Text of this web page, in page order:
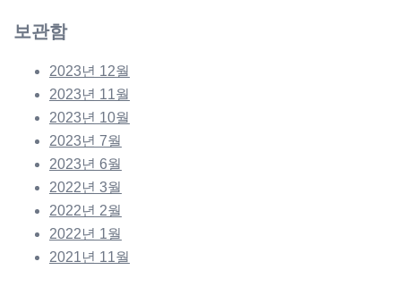
보관함
2023년 12월
2023년 11월
2023년 10월
2023년 7월
2023년 6월
2022년 3월
2022년 2월
2022년 1월
2021년 11월